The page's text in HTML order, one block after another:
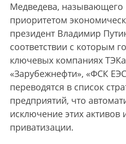
Медведева, называющего
приоритетом
президент Владимир
соответствии с которым
ключевых компаниях
«Зарубежнефти», «ФСК
переводятся в список
предприятий, что
исключение этих
приватизации.